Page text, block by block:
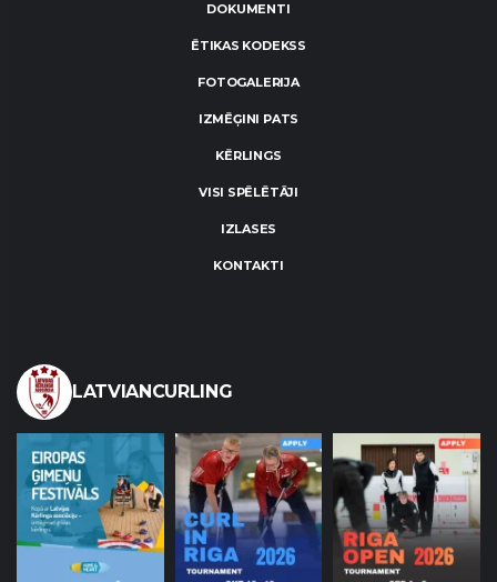
DOKUMENTI
ĒTIKAS KODEKSS
FOTOGALERIJA
IZMĒĢINI PATS
KĒRLINGS
VISI SPĒLĒTĀJI
IZLASES
KONTAKTI
LATVIANCURLING